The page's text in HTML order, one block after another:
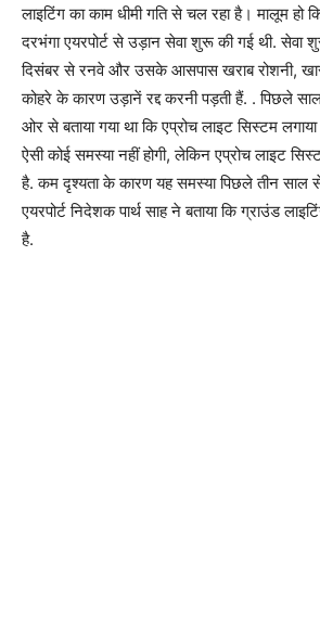
लाइटिंग का काम धीमी गति से चल रहा है। मालूम
दरभंगा एयरपोर्ट से उड़ान सेवा शुरू की गई थी.
दिसंबर से रनवे और उसके आसपास खराब रोशनी,
कोहरे के कारण उड़ानें रद्द करनी पड़ती हैं. . पिछले
ओर से बताया गया था कि एप्रोच लाइट सिस्टम
ऐसी कोई समस्या नहीं होगी, लेकिन एप्रोच लाइट
है. कम दृश्यता के कारण यह समस्या पिछले तीन साल
एयरपोर्ट निदेशक पार्थ साह ने बताया कि ग्राउंड
है.